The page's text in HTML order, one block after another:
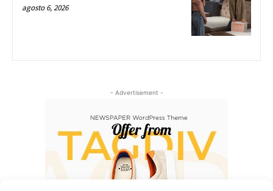
agosto 6, 2026
- Advertisement -